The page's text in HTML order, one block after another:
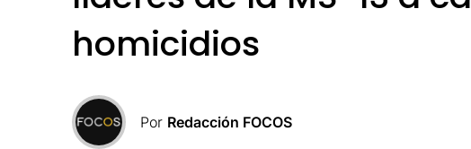
homicidios
Por Redacción FOCOS